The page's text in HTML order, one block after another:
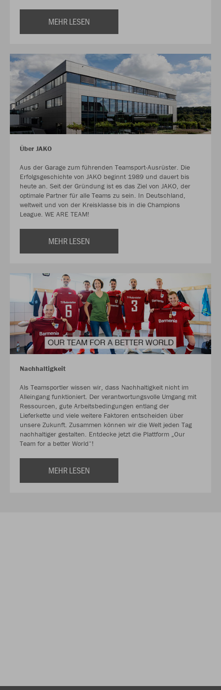
MEHR LESEN
Über JAKO
Aus der Garage zum führenden Teamsport-Ausrüster. Die
Erfolgsgeschichte von JAKO beginnt 1989 und dauert bis
heute an. Seit der Gründung ist es das Ziel von JAKO, der
optimale Partner für alle Teams zu sein. In Deutschland,
weltweit und von der Kreisklasse bis in die Champions
League. WE ARE TEAM!
MEHR LESEN
Nachhaltigkeit
Als Teamsportler wissen wir, dass Nachhaltigkeit nicht im
Alleingang funktioniert. Der verantwortungsvolle Umgang mit
Ressourcen, gute Arbeitsbedingungen entlang der
Lieferkette und viele weitere Faktoren entscheiden über
unsere Zukunft. Zusammen können wir die Welt jeden Tag
nachhaltiger gestalten. Entdecke jetzt die Plattform „Our
Team for a better World“!
MEHR LESEN